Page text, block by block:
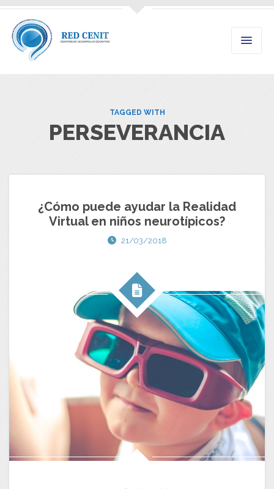
TAGGED WITH
PERSEVERANCIA
¿Cómo puede ayudar la Realidad
Virtual en niños neurotípicos?
21/03/2018